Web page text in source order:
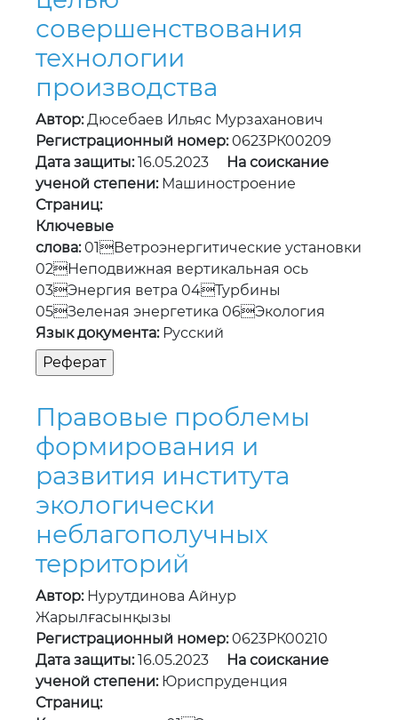
Автор:
Регистрационный номер:0623РК00209
Дата защиты:16.05.2023
ученой степени:Машиностроение
Страниц:
Ключевые
слова:01Ветроэнергитические установки
02Неподвижная вертикальная ось
03Энергия ветра 04Турбины
05Зеленая энергетика 06Экология
Язык документа:
Правовые проблемы
формирования и
развития института
экологически
неблагополучных
территорий
Автор:
Жарылғасынқызы
Регистрационный номер:0623РК00210
Дата защиты:16.05.2023
ученой степени:Юриспруденция
Страниц:
Ключевые слова:01Экологически
неблагополучные территории
02Институт экологически
неблагополучных территорий 03Зона
экологического бедствия 04Зона